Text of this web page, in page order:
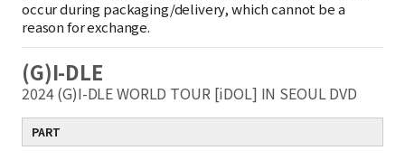
occur during packaging/delivery, which cannot be a
reason for exchange.
(G)I-DLE
2024 (G)I-DLE WORLD TOUR [iDOL] IN SEOUL DVD
PART